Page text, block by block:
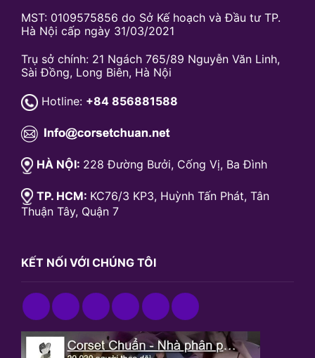
MST: 0109575856 do Sở Kế hoạch và Đầu tư TP.
Hà Nội cấp ngày 31/03/2021
Trụ sở chính: 21 Ngách 765/89 Nguyễn Văn Linh,
Sài Đồng, Long Biên, Hà Nội
Hotline: +84 856881588
HÀ NỘI: 228 Đường Bưởi, Cống Vị, Ba Đình
TP. HCM: KC76/3 KP3, Huỳnh Tấn Phát, Tân
Thuận Tây, Quận 7
KẾT NỐI VỚI CHÚNG TÔI